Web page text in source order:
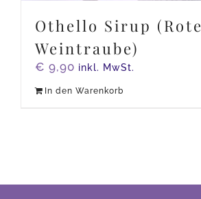
Othello Sirup (Rote
Weintraube)
€ 9,90 inkl. MwSt.
In den Warenkorb